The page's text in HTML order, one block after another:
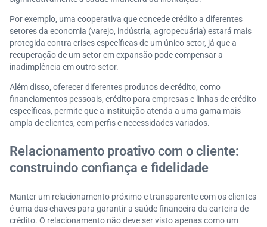
Por exemplo, uma cooperativa que concede crédito a diferentes
setores da economia (varejo, indústria, agropecuária) estará mais
protegida contra crises específicas de um único setor, já que a
recuperação de um setor em expansão pode compensar a
inadimplência em outro setor.
Além disso, oferecer diferentes produtos de crédito, como
financiamentos pessoais, crédito para empresas e linhas de crédito
específicas, permite que a instituição atenda a uma gama mais
ampla de clientes, com perfis e necessidades variados.
Relacionamento proativo com o cliente:
construindo confiança e fidelidade
Manter um relacionamento próximo e transparente com os clientes
é uma das chaves para garantir a saúde financeira da carteira de
crédito. O relacionamento não deve ser visto apenas como um